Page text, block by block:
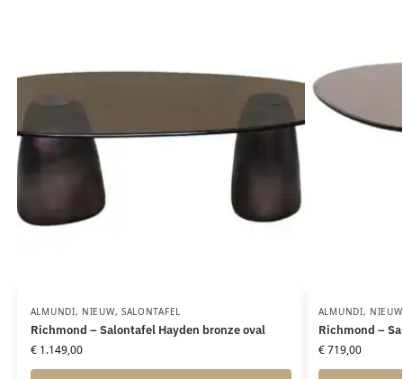
ALMUNDI, NIEUW, SALONTAFEL
Richmond – Salontafel Hayden bronze oval
€1.149,00
ALMUNDI, NIEUW
Richmond –
€719,00